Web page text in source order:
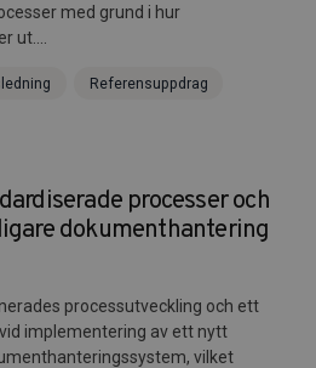
med grund i hur
ut....
Referensuppdrag
processer och
dokumenthantering
processutveckling och ett
implementering av ett nytt
vilket